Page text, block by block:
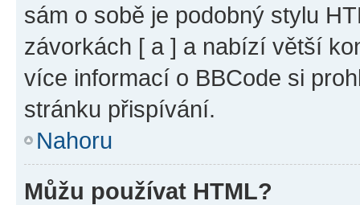
sám o sobě je podobný stylu
závorkách [ a ] a nabízí větší
více informací o BBCode si
stránku přispívání.
Nahoru
Můžu používat HTML?